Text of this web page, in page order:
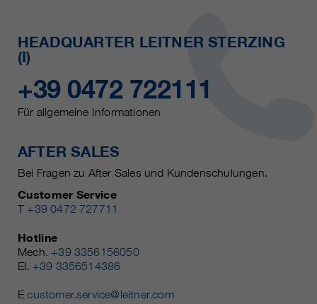
HEADQUARTER LEITNER STERZING
(I)
+39 0472 722111
Für allgemeine Informationen
AFTER SALES
Bei Fragen zu After Sales und Kundenschulungen.
Customer Service
T +39 0472 727711
Hotline
Mech. +39 3356156050
El. +39 3356514386
Ecustomer.service@leitner.com